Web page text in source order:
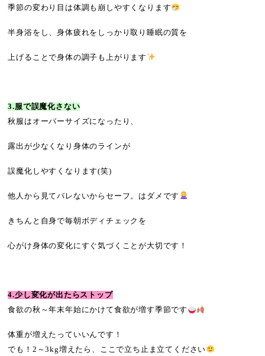
季節の変わり目は体調も崩しやすくなります
半身浴をし、身体疲れをしっかり取り睡眠の質を
上げることで身体の調子も上がります
3.服で誤魔化さない
秋服はオーバーサイズになったり、
露出が少なくなり身体のラインが
誤魔化しやすくなります(笑)
他人から見てバレないからセーフ。はダメです
きちんと自身で毎朝ボディチェックを
心がけ身体の変化にすぐ気づくことが大切です！
4.少し変化が出たらストップ
食欲の秋～年末年始にかけて食欲が増す季節です
体重が増えたっていいんです！
でも！2～3kg増えたら、ここで立ち止ま立てください